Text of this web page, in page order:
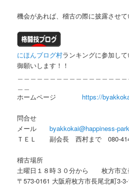
機会があれば、稽古の際に披露させて
にほんブログ村ランキングに参加し
御願いします！！
ホームページ https://
問合せ
メールbyakkokai@happiness-
ＴＥＬ 副会長 西村まで 080-
稽古場所
土曜日１８時３０分から 枚方市立
〒573-0161 大阪府枚方市長尾北町3-3-